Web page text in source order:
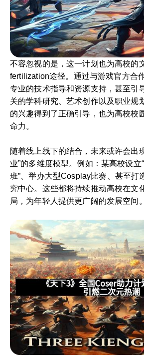
不容忽视的是，这一计划也为高校的
fertilization途径。通过与游戏官方合
专业的技术指导和资源支持，甚至引
关的学科研究、艺术创作以及职业规
的兴趣得到了正确引导，也为高校校
命力。
随着线上线下的结合，未来或许会出
业”的多维度模型。例如：某高校设立
班”、举办大型Cosplay比赛、甚至打
究中心。这些都将持续推动高校在文
局，为年轻人提供更广阔的发展空间。